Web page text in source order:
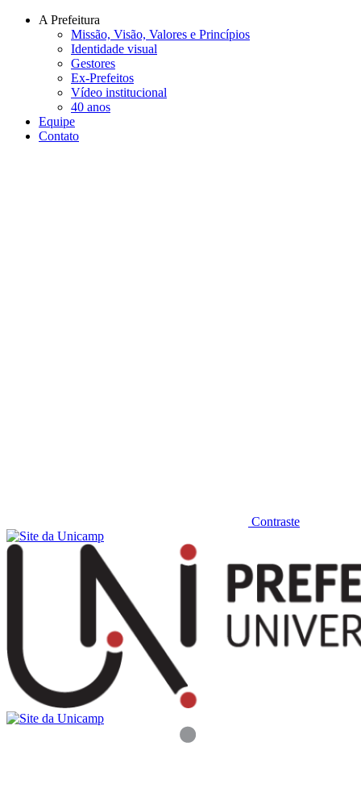
Conteúdo principal
A Prefeitura
Missão, Visão, Valores e Princípios
Identidade visual
Gestores
Ex-Prefeitos
Vídeo institucional
40 anos
Equipe
Contato
Contraste